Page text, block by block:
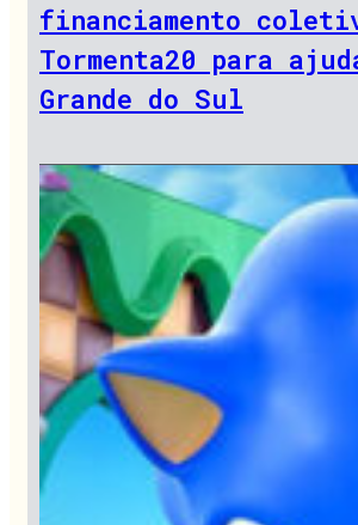
financiamento
Tormenta20 para
Grande do Sul